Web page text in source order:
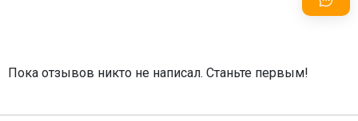
Пока отзывов никто не написал. Станьте первым!